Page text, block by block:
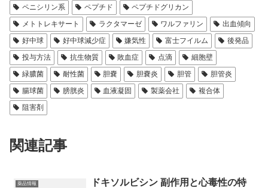
ペニシリン系
ペプチド
ペプチドグリカン
メトトレキサート
ラクタマーゼ ワルファリン
出血傾向
好中球
好中球減少症 嫌気性 富士フイルム
後発品
投与方法
抗生物質 敗血症 点滴
細胞壁
緑膿菌
耐性菌 胆嚢 胆嚢炎 胆管
胆管炎
腸球菌
膀胱炎 血液凝固 製薬会社
複合体
阻害剤
関連記事
薬品情報
ドキソルビシン 副作用と心毒性の特